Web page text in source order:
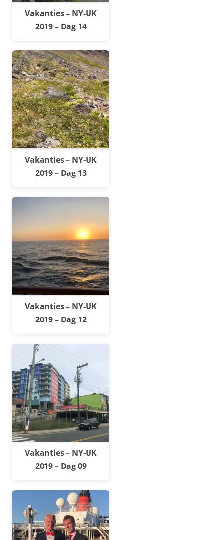
Vakanties – NY-UK
2019 – Dag 14
Vakanties – NY-UK
2019 – Dag 13
Vakanties – NY-UK
2019 – Dag 12
Vakanties – NY-UK
2019 – Dag 09